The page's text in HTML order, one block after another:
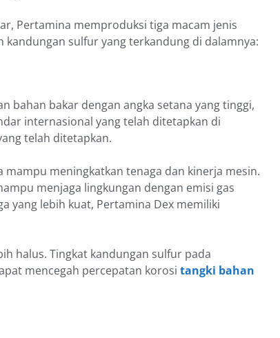
Pertamina memproduksi tiga macam jenis
kandungan sulfur yang terkandung di dalamnya:
bahan bakar dengan angka setana yang tinggi,
internasional yang telah ditetapkan di
telah ditetapkan.
mampu meningkatkan tenaga dan kinerja mesin.
menjaga lingkungan dengan emisi gas
yang lebih kuat, Pertamina Dex memiliki
halus. Tingkat kandungan sulfur pada
mencegah percepatan korosi tangki bahan